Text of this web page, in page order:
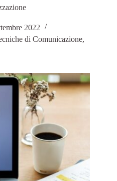
2022
di Comunicazione,